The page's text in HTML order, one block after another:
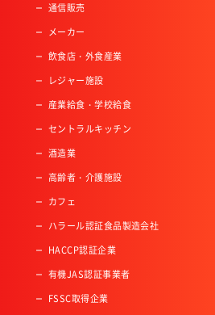
通信販売
メーカー
飲食店・外食産業
レジャー施設
産業給食・学校給食
セントラルキッチン
酒造業
高齢者・介護施設
カフェ
ハラール認証食品製造会社
HACCP認証企業
有機JAS認証事業者
FSSC取得企業